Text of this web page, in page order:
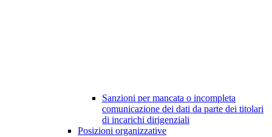
Sanzioni per mancata o incompleta
comunicazione dei dati da parte dei titolari
di incarichi dirigenziali
Posizioni organizzative